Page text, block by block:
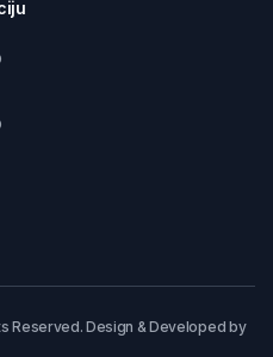
Reserved. Design & Developed by